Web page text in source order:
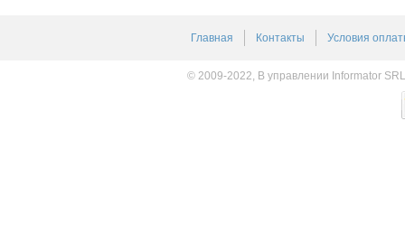
Главная Контакты Условия
© 2009-2022, В управлении Informator SRL